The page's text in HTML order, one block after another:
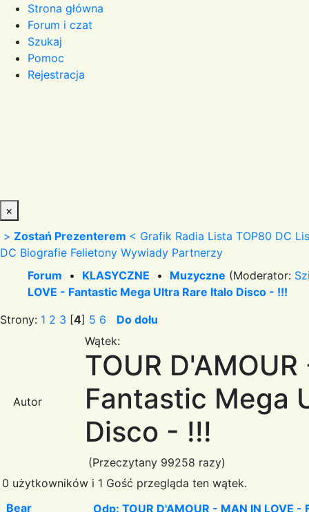
Strona główna
Forum i czat
Szukaj
Pomoc
Rejestracja
×
> Zostań Prezenterem < Grafik Radia Lista TOP80 DC
DC Biografie Felietony Wywiady Partnerzy
Forum • KLASYCZNE • Muzyczne (Moderator:
LOVE - Fantastic Mega Ultra Rare Italo Disco - !!!
Strony: 1 2 3 [4] 5 6 Do dołu
Autor
Wątek:
TOUR
Fantastic Mega
Disco - !!!
(Przeczytany 99258 razy)
0 użytkowników i 1 Gość przegląda ten wątek.
Bear
Odp: TOUR D'AMOUR - MAN IN LOVE